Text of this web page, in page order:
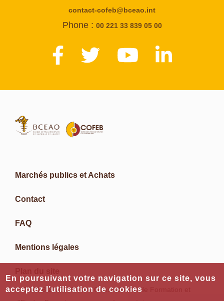
contact-cofeb@bceao.int
Phone : 00 221 33 839 05 00
Marchés publics et Achats
Contact
FAQ
Mentions légales
© COFEB 2023 - Centre Ouest Africain de Formation et
En poursuivant votre navigation sur ce site, vous
acceptez l’utilisation de cookies